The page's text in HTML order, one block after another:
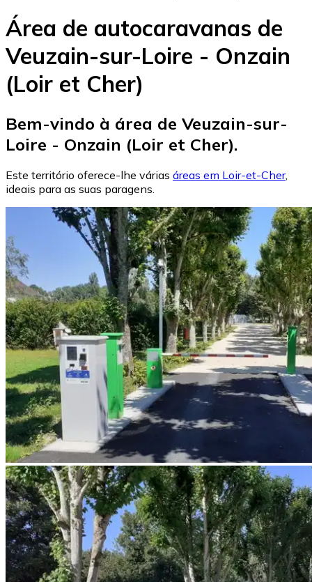
Área de autocaravanas de
Veuzain-sur-Loire - Onzain
(Loir et Cher)
Bem-vindo à área de Veuzain-sur-
Loire - Onzain (Loir et Cher).
Este território oferece-lhe várias áreas em Loir-et-Cher,
ideais para as suas paragens.